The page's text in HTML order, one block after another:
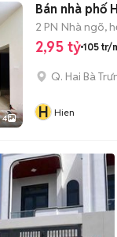
4
Bán nhà phố
2 PN Nhà ngõ,
2,95 tỷ 105 tr/
Q. Hai Bà
H Hien